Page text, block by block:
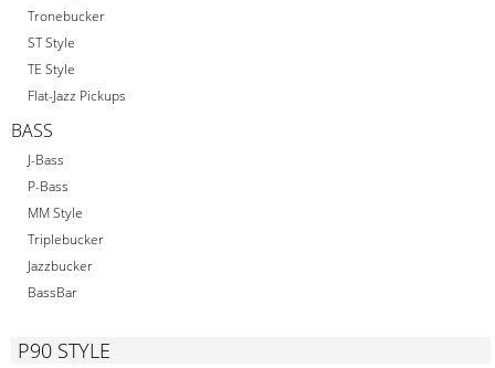
Tronebucker
ST Style
TE Style
Flat-Jazz Pickups
BASS
J-Bass
P-Bass
MM Style
Triplebucker
Jazzbucker
BassBar
P90 STYLE